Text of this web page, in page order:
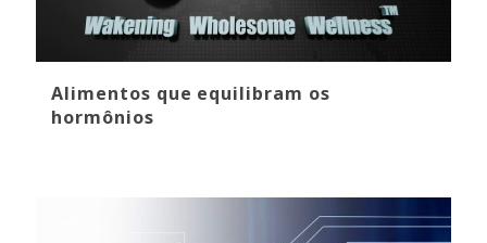
Alimentos que equilibram os
hormônios